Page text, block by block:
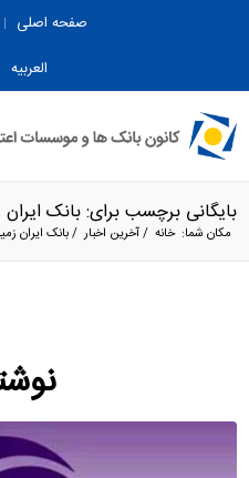
صفحه اصلی
العربیه
بایگانی برچسب برای: بانک
مکان شما: خانه /آخرین اخبار /بانک ایران